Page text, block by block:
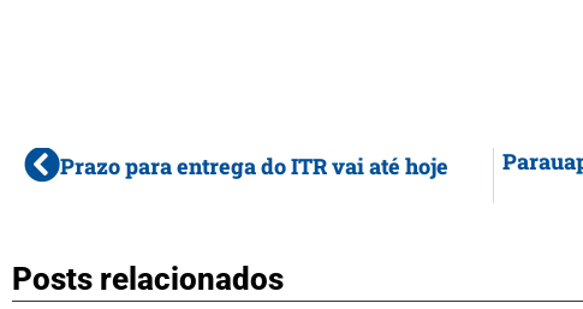
Prazo para entrega do ITR vai até hoje
Posts relacionados